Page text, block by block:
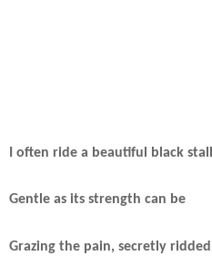
I often ride a beautiful black
Gentle as its strength can be
Grazing the pain, secretly